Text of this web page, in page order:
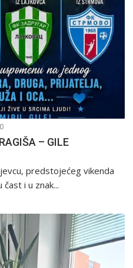
0
– GILE
predstojećeg vikenda
i u znak...